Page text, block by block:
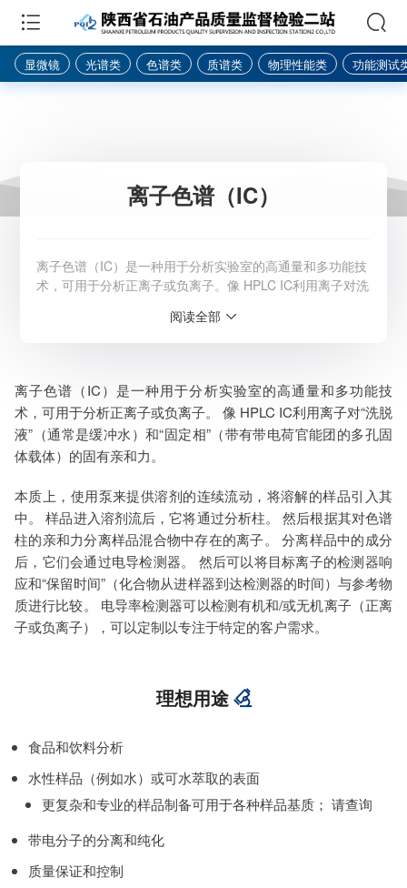
显微镜 光谱类 色谱类 质谱类 物理性能类 功能测试
离子色谱（IC）
离子色谱（IC）是一种用于分析实验室的高通量和多功能技
术，可用于分析正离子或负离子。像 HPLC IC利用离子对洗
固体载体）的固有亲和力。 本质上，使用泵来提供溶剂的
混合物中存在的离子。 分离样品中
阅读全部
离子色谱（IC）是一种用于分析实验室的高通量和多功能技
术，可用于分析正离子或负离子。 像 HPLC IC利用离子对“洗脱
液”（通常是缓冲水）和“固定相”（带有带电荷官能团的多孔固
体载体）的固有亲和力。
本质上，使用泵来提供溶剂的连续流动，将溶解的样品引入其
中。 样品进入溶剂流后，它将通过分析柱。 然后根据其对色谱
柱的亲和力分离样品混合物中存在的离子。 分离样品中的成分
后，它们会通过电导检测器。 然后可以将目标离子的检测器响
应和“保留时间”（化合物从进样器到达检测器的时间）与参考物
质进行比较。 电导率检测器可以检测有机和/或无机离子（正离
子或负离子），可以定制以专注于特定的客户需求。
理想用途
食品和饮料分析
水性样品（例如水）或可水萃取的表面
更复杂和专业的样品制备可用于各种样品基质； 请查询
带电分子的分离和纯化
质量保证和控制